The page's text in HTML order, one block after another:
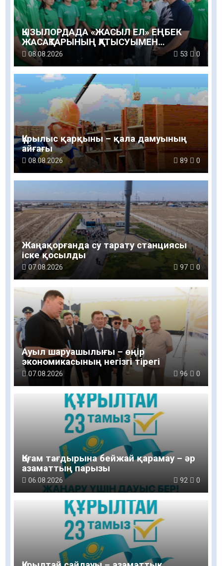
ҚЫЗЫЛОРДАДА «ЖАСЫЛ ЕЛ» ЕҢБЕК
ЖАСАҚТАРЫНЫҢ ҚАТЫСУЫМЕН
ЭКОЛОГИЯЛЫҚ СЕНБІЛІК ӨТТІ
08.08.2026 53 0
Құрылыс қарқыны – қала дамуының
айғағы
08.08.2026 89 0
Жаңақорғанда су тарату станциясы
іске қосылды
07.08.2026 97 0
Ауыл шаруашылығы – өңір
экономикасының негізгі тірегі
07.08.2026 96 0
Қоғам тағдырына бейжай қарамау – әр
азаматтың парызы
06.08.2026 92 0